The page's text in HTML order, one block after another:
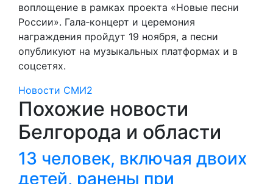
воплощение в рамках проекта «Новые песни
России». Гала‑концерт и церемония
награждения пройдут 19 ноября, а песни
опубликуют на музыкальных платформах и в
соцсетях.
Новости СМИ2
Похожие новости
Белгорода и области
13 человек, включая двоих
детей, ранены при